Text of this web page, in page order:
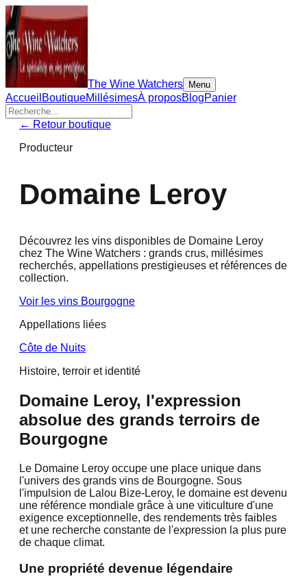
The Wine Watchers Menu
Accueil BoutiqueMillésimesÀ proposBlogPanier
← Retour boutique
Producteur
Domaine Leroy
Découvrez les vins disponibles de Domaine Leroy
chez The Wine Watchers : grands crus, millésimes
recherchés, appellations prestigieuses et références de
collection.
Voir les vins Bourgogne
Appellations liées
Côte de Nuits
Histoire, terroir et identité
Domaine Leroy, l'expression
absolue des grands terroirs de
Bourgogne
Le Domaine Leroy occupe une place unique dans
l'univers des grands vins de Bourgogne. Sous
l'impulsion de Lalou Bize-Leroy, le domaine est devenu
une référence mondiale grâce à une viticulture d'une
exigence exceptionnelle, des rendements très faibles
et une recherche constante de l'expression la plus pure
de chaque climat.
Une propriété devenue légendaire